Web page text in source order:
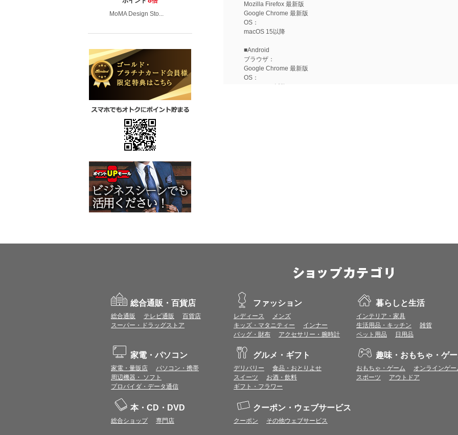
MoMA Design Sto...
Mozilla Firefox 最新版
Google Chrome 最新版
OS：
macOS 15以降
■Android
ブラウザ：
Google Chrome 最新版
OS：
Android 15以降
ポイント付与につきまして
プレミアムポイント付与の対象は、商品代金のみ（税・送料等を除く）となりま
とに異なりますので、各ショップのショップ詳細ページにてご確認ください。
200円のご利用につき1ポイントとして計算されるため、一部の法人カード等に
対象サイトにアクセス後、カード決済前に別サイトにアクセスした場合は、ポ
商品購入後、購入内容等に変更があった場合は、プレミアムポイント付与の対
商品をキャンセル・返品した場合は、プレミアムポイント付与の対象となりませ
同一ショップで複数回ご利用される場合は、1回のご利用ごとにポイントUPモ
プレミアムポイントはワールドプレゼントのポイントとして景品等に交換できま
一部対象外となるサービスがあります。
ワールドプレゼントのお問合せの際は各ショップが発行する注文番号等が必要
に届く注文番号等の記載のあるメールを必ず保管してください。
※ご利用のOSバージョンやセキュリティソフトにより、自動的にショップアプ
トへ遷移する場合がございますが、その場合も対象外となる可能性があります。
総合通販・百貨店
総合通販 テレビ通販
百貨店
スーパー・ドラッグストア
ファッション
レディース
メンズ
キッズ・マタニティー
インナー
バッグ・財布
アクセサリー・腕時計
暮らしと生活
インテリア・家具
生活用品・キッチン
雑貨
ペット用品
日用品
家電・パソコン
家電・量販店
パソコン・携帯
周辺機器・ ソフト
プロバイダ・データ通信
グルメ・ギフト
デリバリー
食品・おとりよせ
スイーツ
お酒・飲料
ギフト・フラワー
趣味・おもちゃ・ゲ
おもちゃ・ゲーム
オンラインゲー
スポーツ
アウトドア
本・CD・DVD
総合ショップ 専門店
クーポン・ウェブサービス
クーポン その他ウェブサービス